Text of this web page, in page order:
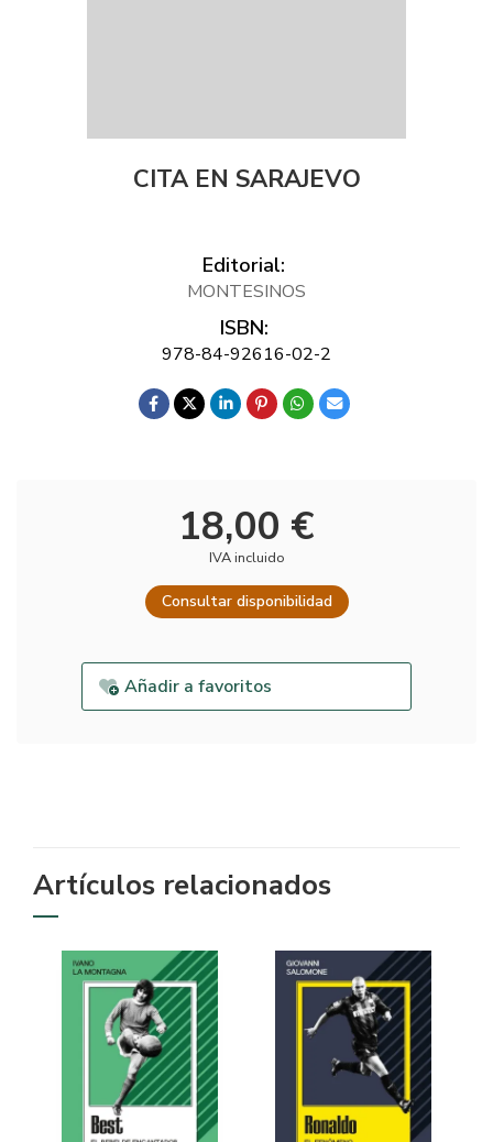
CITA EN SARAJEVO
Editorial:
MONTESINOS
ISBN:
978-84-92616-02-2
18,00 €
IVA incluido
Consultar disponibilidad
Añadir a favoritos
Artículos relacionados